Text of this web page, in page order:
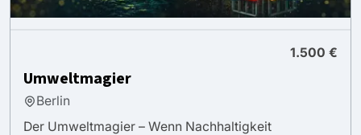
1.500 €
Umweltmagier
Berlin
Der Umweltmagier – Wenn Nachhaltigkeit